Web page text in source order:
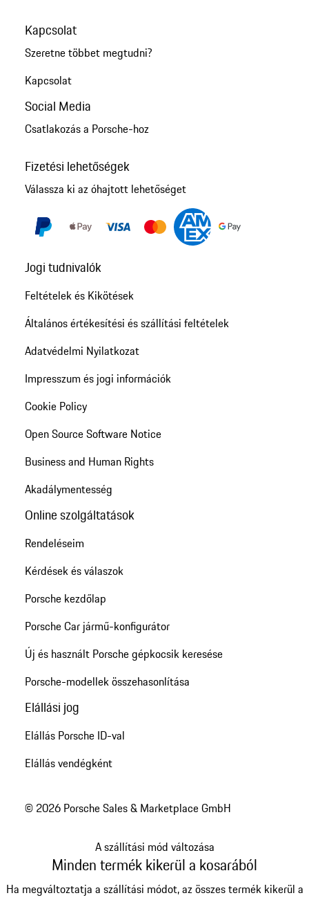
Kapcsolat
Szeretne többet megtudni?
Kapcsolat
Social Media
Csatlakozás a Porsche-hoz
Fizetési lehetőségek
Válassza ki az óhajtott lehetőséget
Jogi tudnivalók
Feltételek és Kikötések
Általános értékesítési és szállítási feltételek
Adatvédelmi Nyilatkozat
Impresszum és jogi információk
Cookie Policy
Open Source Software Notice
Business and Human Rights
Akadálymentesség
Online szolgáltatások
Rendeléseim
Kérdések és válaszok
Porsche kezdőlap
Porsche Car jármű-konfigurátor
Új és használt Porsche gépkocsik keresése
Porsche-modellek összehasonlítása
Elállási jog
Elállás Porsche ID-val
Elállás vendégként
© 2026 Porsche Sales & Marketplace GmbH
A szállítási mód változása
Minden termék kikerül a kosarából
Ha megváltoztatja a szállítási módot, az összes termék kikerül a